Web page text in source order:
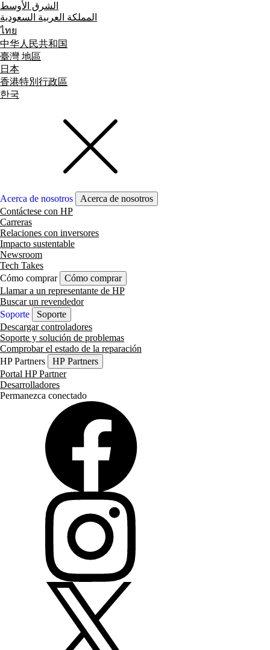
الشرق الأوسط
المملكة العربية السعودية
ไทย
中华人民共和国
臺灣 地區
日本
香港特別行政區
한국
Acerca de nosotros
Acerca de nosotros
Contáctese con HP
Carreras
Relaciones con inversores
Impacto sustentable
Newsroom
Tech Takes
Cómo comprar
Cómo comprar
Llamar a un representante de HP
Buscar un revendedor
Soporte
Soporte
Descargar controladores
Soporte y solución de problemas
Comprobar el estado de la reparación
HP Partners
HP Partners
Portal HP Partner
Desarrolladores
Permanezca conectado